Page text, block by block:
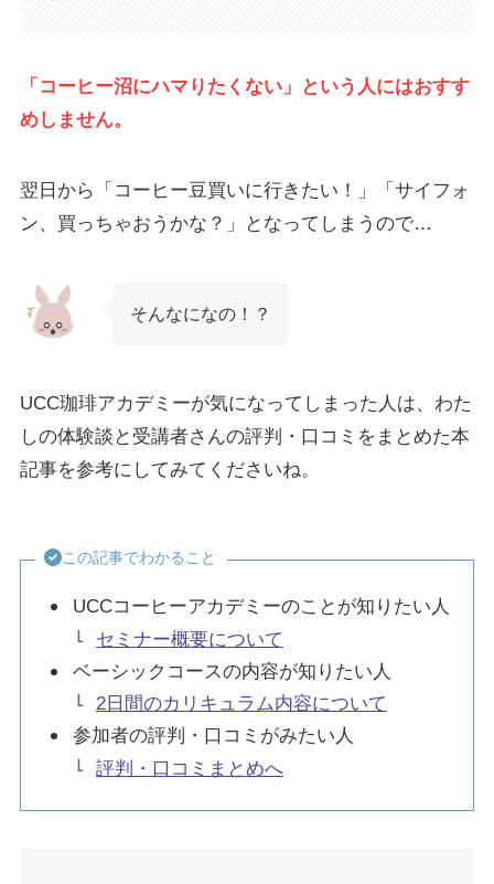
「 コーヒー沼にハマりたくない」という人にはおすす
めしません。
翌日から「コーヒー豆買いに行きたい！」「サイフォ
ン、買っちゃおうかな？」となってしまうので…
そんなになの！？
UCC珈琲アカデミーが気になってしまった人は、わた
しの体験談と受講者さんの評判・口コミをまとめた本
記事を参考にしてみてくださいね。
この記事でわかること
UCCコーヒーアカデミーのことが知りたい人
セミナー概要について
ベーシックコースの内容が知りたい人
2日間のカリキュラム内容について
参加者の評判・口コミがみたい人
評判・口コミまとめへ